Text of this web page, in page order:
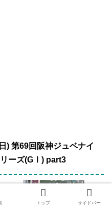
) 第69回阪神ジュベナイ
ーズ(GⅠ) part3
、
トップ サイドバー